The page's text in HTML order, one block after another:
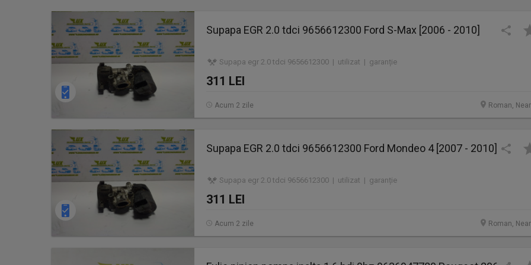
Supapa EGR 2.0 tdci 9656612300 Ford S-Max [2006 - 2010]
Supapa egr 2.0 tdci 9656612300 | utilizat | garanție
311 LEI
Roman,
Acum 2 zile
Supapa EGR 2.0 tdci 9656612300 Ford Mondeo 4 [2007 - 2010]
Supapa egr 2.0 tdci 9656612300 | utilizat | garanție
311 LEI
Roman,
Acum 2 zile